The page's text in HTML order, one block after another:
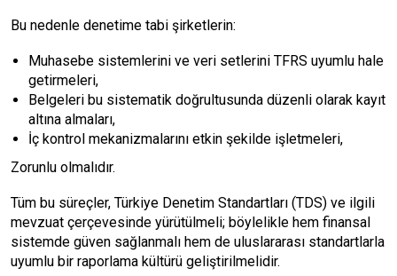
Bu nedenle denetime tabi şirketlerin:
Muhasebe sistemlerini ve veri setlerini TFRS uyumlu hale
getirmeleri,
Belgeleri bu sistematik doğrultusunda düzenli olarak kayıt
altına almaları,
İç kontrol mekanizmalarını etkin şekilde işletmeleri,
Zorunlu olmalıdır.
Tüm bu süreçler, Türkiye Denetim Standartları (TDS) ve ilgili
mevzuat çerçevesinde yürütülmeli; böylelikle hem finansal
sistemde güven sağlanmalı hem de uluslararası standartlarla
uyumlu bir raporlama kültürü geliştirilmelidir.